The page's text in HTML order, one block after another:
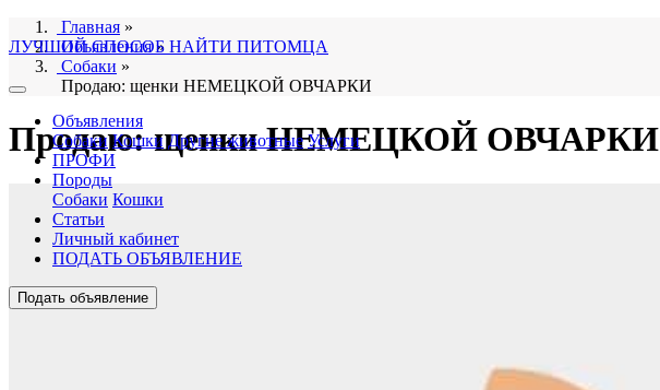
ЛУЧШИЙ СПОСОБ НАЙТИ ПИТОМЦА
Объявления
Собаки Кошки Другие животные Услуги
ПРОФИ
Породы
Собаки Кошки
Статьи
Личный кабинет
ПОДАТЬ ОБЪЯВЛЕНИЕ
Подать объявление
Главная »
Объявления»
Собаки »
Продаю: щенки НЕМЕЦКОЙ ОВЧАРКИ
Продаю: щенки НЕМЕЦКОЙ ОВЧАРКИ